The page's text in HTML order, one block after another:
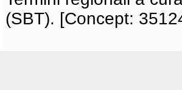
(SBT). [Concept: